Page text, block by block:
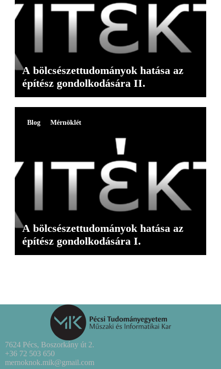
A bölcsészettudományok hatása az
építész gondolkodására II.
Blog Mérnöklét
A bölcsészettudományok hatása az
építész gondolkodására I.
7624 Pécs, Boszorkány út 2.
+36 72 503 650
mernoknok.mik@gmail.com